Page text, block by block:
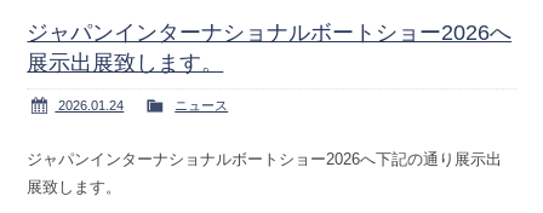
ジャパンインターナショナルボートショー2026へ
展示出展致します。
2026.01.24 ニュース
ジャパンインターナショナルボートショー2026へ下記の通り展示出
展致します。